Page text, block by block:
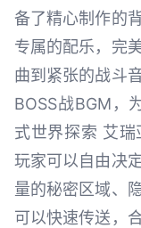
备了精心制作的
专属的配乐，完
曲到紧张的战斗
BOSS战BGM，
式世界探索 艾瑞
玩家可以自由决
量的秘密区域、
可以快速传送，